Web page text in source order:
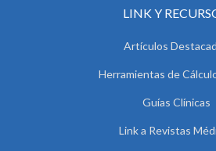
LINK Y
Artículos
Herramientas de
Guías Clínicas
Link a Revistas